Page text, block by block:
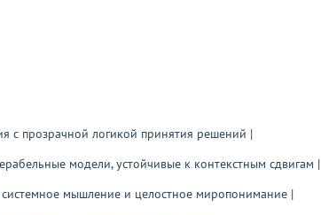
с прозрачной логикой принятия решений |
модели, устойчивые к контекстным сдвигам |
мышление и целостное миропонимание |